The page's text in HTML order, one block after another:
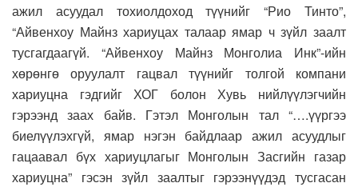
ажил асуудал тохиолдоход түүнийг “Рио Тинто”,
“Айвенхоу Майнз хариуцах талаар ямар ч зүйл заалт
тусгагдаагүй. “Айвенхоу Майнз Монголиа Инк”-ийн
хөрөнгө оруулалт гацвал түүнийг толгой компани
хариуцна гэдгийг ХОГ болон Хувь нийлүүлэгчийн
гэрээнд заах байв. Гэтэл Монголын тал “….үүргээ
биелүүлэхгүй, ямар нэгэн байдлаар ажил асуудлыг
гацаавал бүх хариуцлагыг Монголын Засгийн газар
хариуцна” гэсэн зүйл заалтыг гэрээнүүдэд тусгасан